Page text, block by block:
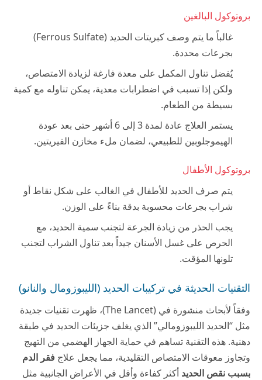
بروتوكول البالغين
غالباً ما يتم وصف كبريتات الحديد (Ferrous Sulfate)
بجرعات محددة.
يُفضل تناول المكمل على معدة فارغة لزيادة الامتصاص،
ولكن إذا تسبب في اضطرابات معدية، يمكن تناوله مع كمية
بسيطة من الطعام.
يستمر العلاج عادة لمدة 3 إلى 6 أشهر حتى بعد عودة
الهيموجلوبين للطبيعي، لضمان ملء مخازن الفيريتين.
بروتوكول الأطفال
يتم صرف الحديد للأطفال في الغالب على شكل نقاط أو
شراب بجرعات محسوبة بدقة بناءً على الوزن.
يجب الحذر من زيادة الجرعة لتجنب سمية الحديد، مع
الحرص على غسل الأسنان جيداً بعد تناول الشراب لتجنب
تلونها المؤقت.
التقنيات الحديثة في تركيبات الحديد (الليبوزومال والنانو)
وفقاً لأبحاث منشورة في (The Lancet)، ظهرت تقنيات جديدة
مثل “الحديد الليبوزومالي” الذي يغلف جزيئات الحديد في طبقة
دهنية. هذه التقنية تساهم في حماية الجهاز الهضمي من التهيج
وتجاوز معوقات الامتصاص التقليدية، مما يجعل علاج فقر الدم
بسبب نقص الحديد أكثر كفاءة وأقل في الأعراض الجانبية مثل